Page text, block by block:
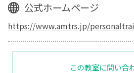
公式ホームページ
https://www.amtrs.jp/
この教室に問い合